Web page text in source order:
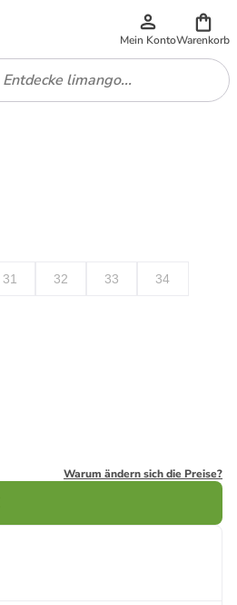
Mein KontoWarenkorb
31 32 33 34
Warum ändern sich die Preise?